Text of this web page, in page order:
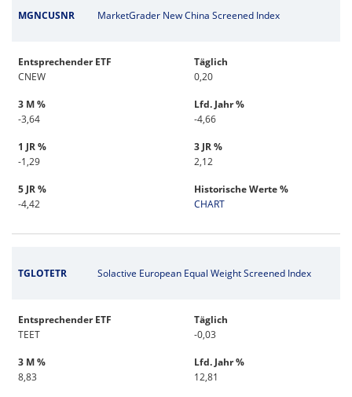
MGNCUSNR MarketGrader New China Screened Index
Entsprechender ETF
CNEW
Täglich
0,20
3 M %
-3,64
Lfd. Jahr %
-4,66
1 JR %
-1,29
3 JR %
2,12
5 JR %
-4,42
Historische Werte %
CHART
TGLOTETR Solactive European Equal Weight Screened Index
Entsprechender ETF
TEET
Täglich
-0,03
3 M %
8,83
Lfd. Jahr %
12,81